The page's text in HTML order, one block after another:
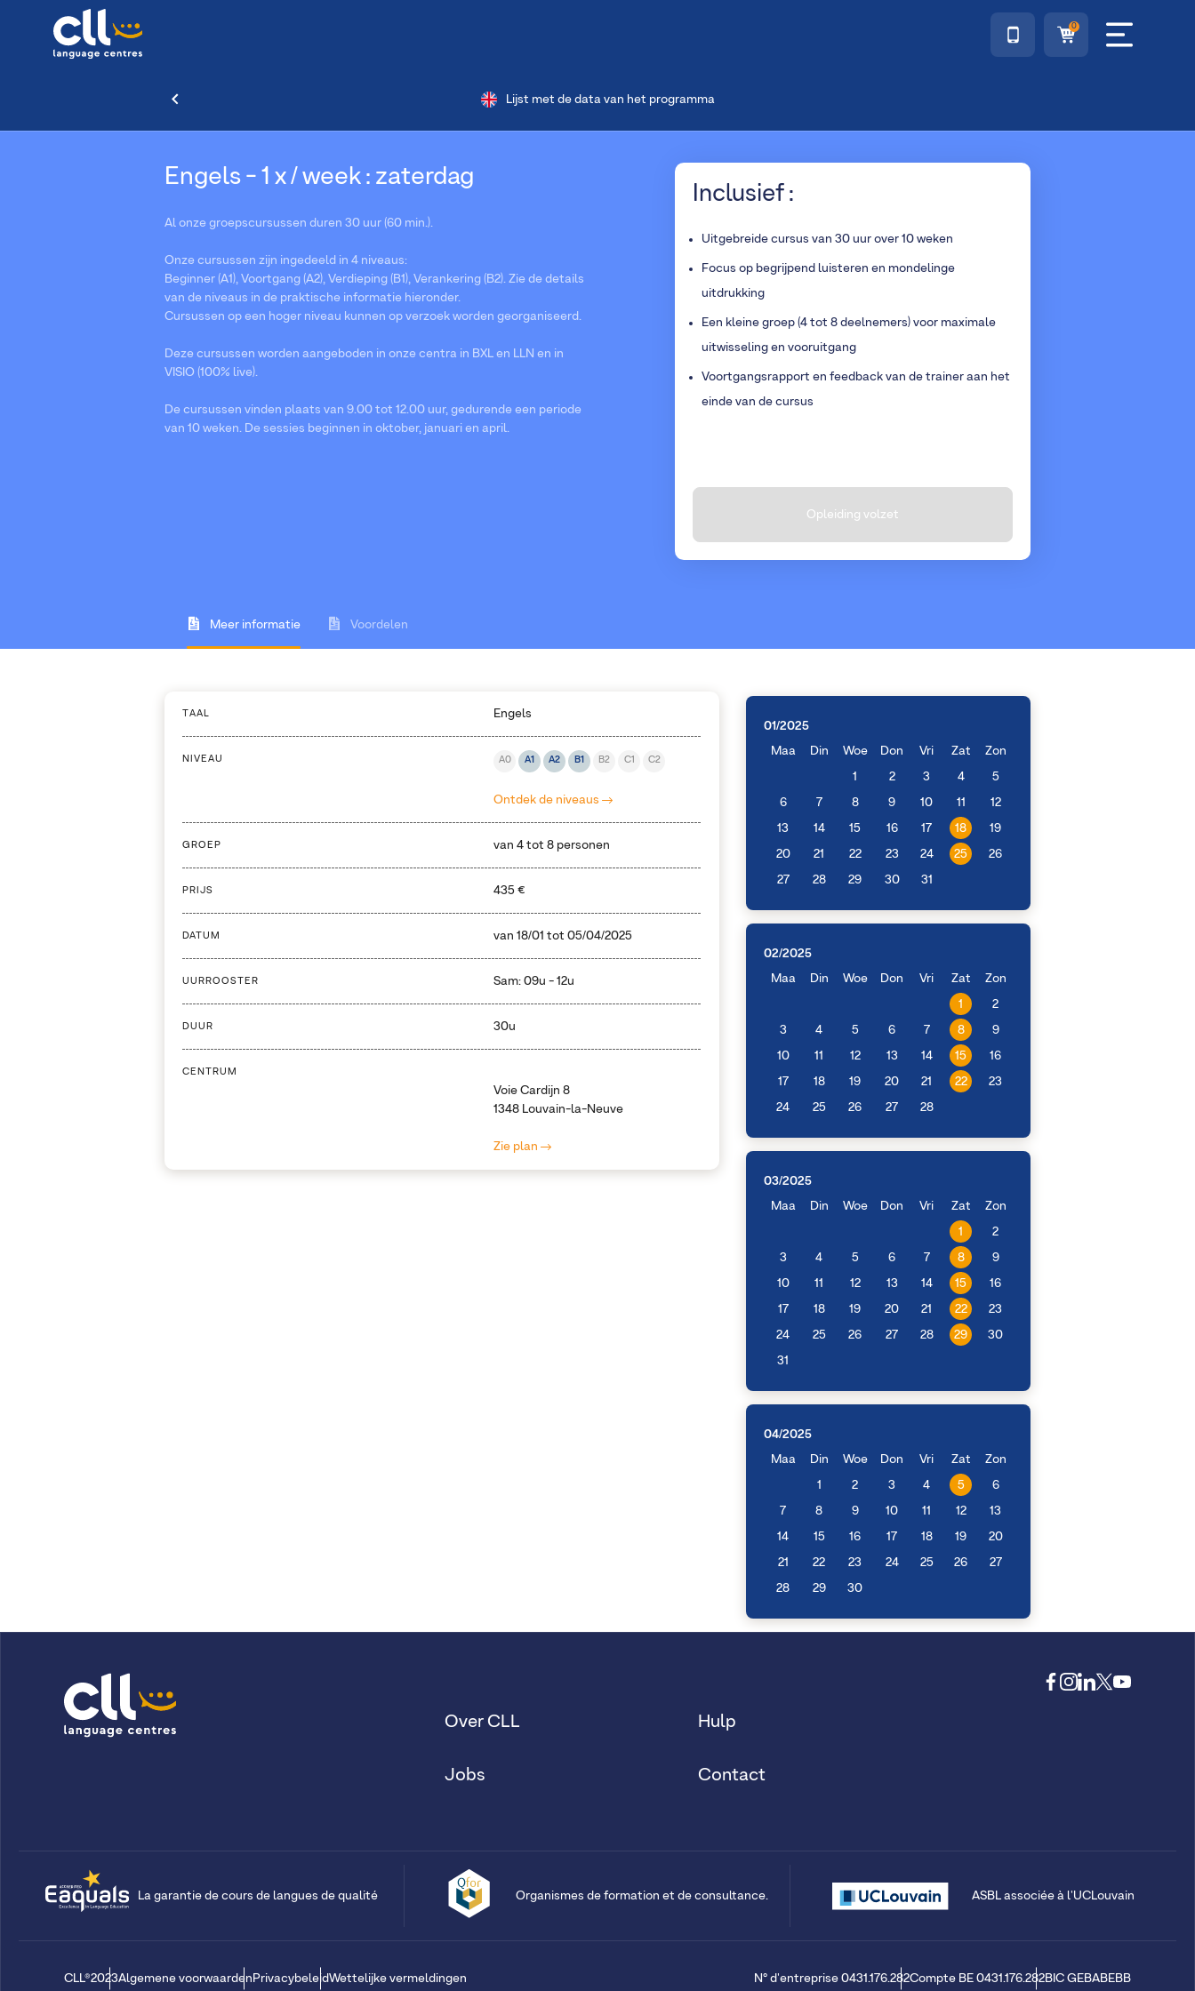
0
Lijst met de data van het programma
Engels - 1 x / week : zaterdag
Al onze groepscursussen duren 30 uur (60 min.).
Onze cursussen zijn ingedeeld in 4 niveaus:
Beginner (A1), Voortgang (A2), Verdieping (B1), Verankering (B2). Zie de details
van de niveaus in de praktische informatie hieronder.
Cursussen op een hoger niveau kunnen op verzoek worden georganiseerd.
Deze cursussen worden aangeboden in onze centra in BXL en LLN en in
VISIO (100% live).
De cursussen vinden plaats van 9.00 tot 12.00 uur, gedurende een periode
van 10 weken. De sessies beginnen in oktober, januari en april.
Inclusief :
Uitgebreide cursus van 30 uur over 10 weken
Focus op begrijpend luisteren en mondelinge
uitdrukking
Een kleine groep (4 tot 8 deelnemers) voor maximale
uitwisseling en vooruitgang
Voortgangsrapport en feedback van de trainer aan het
einde van de cursus
Opleiding volzet
Meer informatie Voordelen
TAAL Engels
NIVEAU A0 A1 A2 B1 B2 C1 C2
Ontdek de niveaus
GROEP van 4 tot 8 personen
PRIJS 435 €
DATUM van18/01 tot05/04/2025
01/2025
Maa
Din Woe Don Vri Zat Zon
1 2 3 4 5
6 7 8 9 10 11 12
13 14 15 16 17 18 19
20 21 22 23 24 25 26
27 28 29 30 31
02/2025
Maa
Din Woe Don Vri Zat Zon
1 2
3 4 5 6 7 8 9
10 11 12 13 14 15 16
17 18 19 20 21 22 23
24 25 26 27 28
03/2025
Maa
Din Woe Don Vri Zat Zon
1 2
3 4 5 6 7 8 9
10 11 12 13 14 15 16
17 18 19 20 21 22 23
24 25 26 27 28 29 30
31
04/2025
Maa
Din Woe Don Vri Zat Zon
1 2 3 4 5 6
7 8 9 10 11 12 13
14 15 16 17 18 19 20
21 22 23 24 25 26 27
28 29 30
UURROOSTER Sam: 09u - 12u
DUUR 30u
CENTRUM
Voie Cardijn 8
1348 Louvain-la-Neuve
Zie plan
Over CLL
Jobs
Hulp
Contact
La garantie de cours de langues de qualité Organismes de formation et de consultance. ASBL associée à l'UCLouvain
CLL®2023Algemene voorwaarden PrivacybeleidWettelijke vermeldingen N° d'entreprise 0431.176.282Compte BE 0431.176.282BIC GEBABEBB